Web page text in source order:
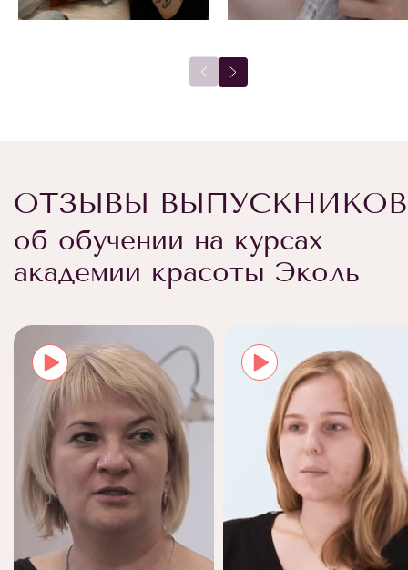
ОТЗЫВЫ ВЫПУСКНИКОВ
об обучении на курсах
академии красоты Эколь